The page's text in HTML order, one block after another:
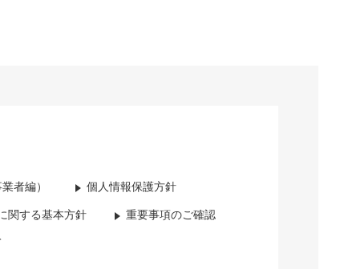
者編） 個人情報保護方針
関する基本方針 重要事項のご確認